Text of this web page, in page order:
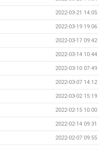
2022-03-21 14:05
2022-03-19 19:06
2022-03-17 09:42
2022-03-14 10:44
2022-03-10 07:49
2022-03-07 14:12
2022-03-02 15:19
2022-02-15 10:00
2022-02-14 09:31
2022-02-07 09:55